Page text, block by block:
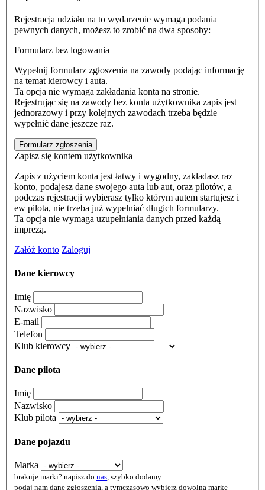
Rejestracja udziału na to wydarzenie wymaga podania
pewnych danych, możesz to zrobić na dwa sposoby:
Formularz bez logowania
Wypełnij formularz zgłoszenia na zawody podając informację
na temat kierowcy i auta.
Ta opcja nie wymaga zakładania konta na stronie.
Rejestrując się na zawody bez konta użytkownika zapis jest
jednorazowy i przy kolejnych zawodach trzeba będzie
wypełnić dane jeszcze raz.
Formularz zgłoszenia
Zapisz się kontem użytkownika
Zapis z użyciem konta jest łatwy i wygodny, zakładasz raz
konto, podajesz dane swojego auta lub aut, oraz pilotów, a
podczas rejestracji wybierasz tylko którym autem startujesz i
ew pilota, nie trzeba już wypełniać długich formularzy.
Ta opcja nie wymaga uzupełniania danych przed każdą
imprezą.
Załóż konto Zaloguj
Dane kierowcy
Imię
Nazwisko
E-mail
Telefon
Klub kierowcy
Dane pilota
Imię
Nazwisko
Klub pilota
Dane pojazdu
Marka
brakuje marki? napisz do nas , szybko dodamy
podaj nam dane zgłoszenia, a tymczasowo wybierz dowolną markę